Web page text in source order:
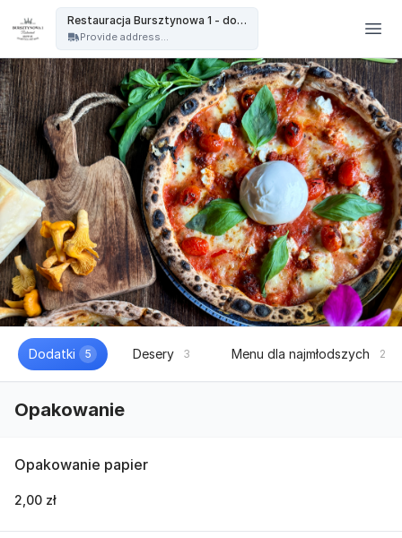
Restauracja Bursztynowa 1 - dowóz
Provide address...
Dodatki 5 Desery 3 Menu dla najmłodszych 2
Opakowanie
Opakowanie papier
2,00 zł